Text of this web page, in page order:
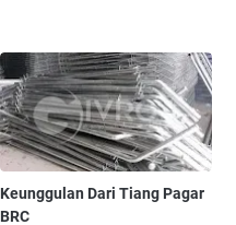
Keunggulan Dari Tiang Pagar
BRC